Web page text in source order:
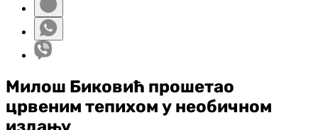
Милош Биковић прошетао
црвеним тепихом у необичном